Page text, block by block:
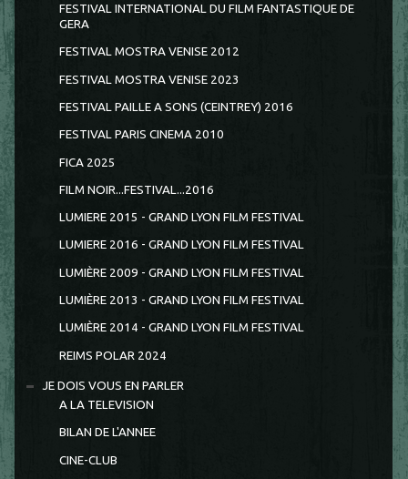
FESTIVAL INTERNATIONAL DU FILM FANTASTIQUE DE
GERA
FESTIVAL MOSTRA VENISE 2012
FESTIVAL MOSTRA VENISE 2023
FESTIVAL PAILLE A SONS (CEINTREY) 2016
FESTIVAL PARIS CINEMA 2010
FICA 2025
FILM NOIR...FESTIVAL...2016
LUMIERE 2015 - GRAND LYON FILM FESTIVAL
LUMIERE 2016 - GRAND LYON FILM FESTIVAL
LUMIÈRE 2009 - GRAND LYON FILM FESTIVAL
LUMIÈRE 2013 - GRAND LYON FILM FESTIVAL
LUMIÈRE 2014 - GRAND LYON FILM FESTIVAL
REIMS POLAR 2024
JE DOIS VOUS EN PARLER
A LA TELEVISION
BILAN DE L'ANNEE
CINE-CLUB